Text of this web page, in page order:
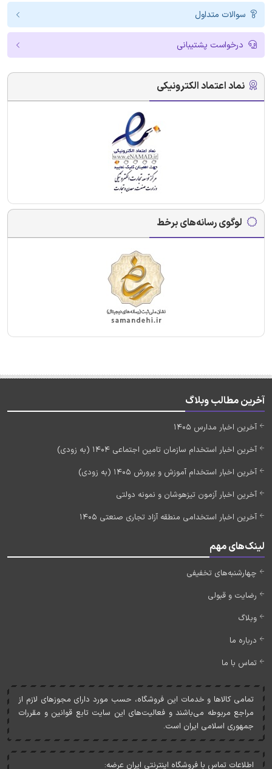
سوالات متداول
درخواست پشتیبانی
نماد اعتماد الکترونیکی
لوگوی رسانه‌های برخط
آخرین مطالب وبلاگ
آخرین اخبار مدارس 1405
آخرین اخبار استخدام سازمان تامین اجتماعی 1404 (به زودی)
آخرین اخبار استخدام آموزش و پرورش 1405 (به زودی)
آخرین اخبار آزمون تیزهوشان و نمونه دولتی
آخرین اخبار استخدامی منطقه آزاد تجاری صنعتی 1405
لینک‌های مهم
چهارشنبه‌های تخفیفی
رضایت و قبولی
وبلاگ
درباره ما
تماس با ما
تمامی کالاها و خدمات اين فروشگاه، حسب مورد دارای مجوزهای لازم از
مراجع مربوطه می‌باشند و فعاليت‌های اين سايت تابع قوانين و مقررات
جمهوری اسلامی ايران است.
اطلاعات تماس با فروشگاه اینترنتی ایران عرضه: